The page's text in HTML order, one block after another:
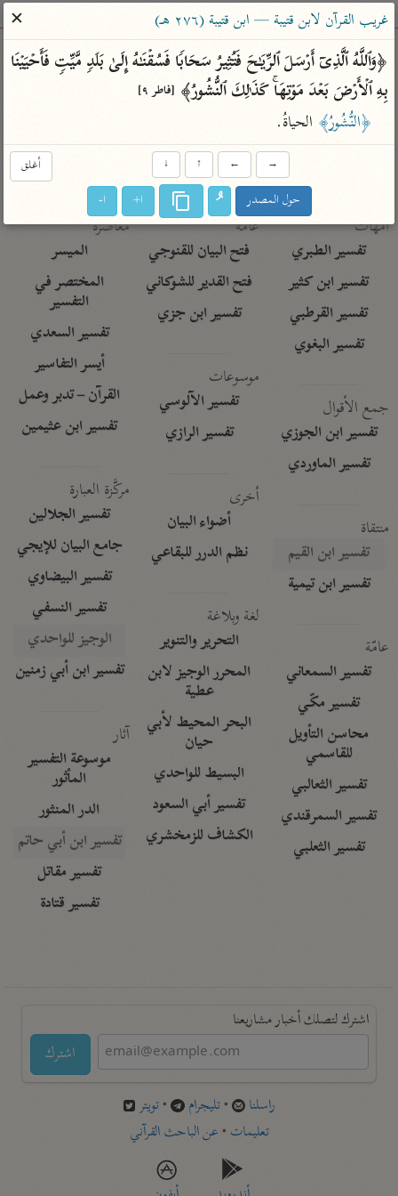
ساهم معنا في نشر القرآن والعلم الشرعي
الباحث القرآني
بحث تفسير مصاحف
Type 2 or more characters for results.
Type 1 or more
characters for results.
أمّهات
تفسير الطبري
تفسير ابن كثير
تفسير القرطبي
تفسير البغوي
جمع الأقوال
تفسير ابن الجوزي
تفسير الماوردي
منتقاة
تفسير ابن القيم
تفسير ابن تيمية
عامّة
تفسير السمعاني
تفسير مكّي
محاسن التأويل
للقاسمي
تفسير الثعالبي
تفسير السمرقندي
تفسير الثعلبي
عامّة
فتح البيان للقنوجي
فتح القدير للشوكاني
تفسير ابن جزي
موسوعات
تفسير الآلوسي
تفسير الرازي
أخرى
أضواء البيان
نظم الدرر للبقاعي
لغة وبلاغة
التحرير والتنوير
المحرر الوجيز لابن
عطية
البحر المحيط لأبي
حيان
البسيط للواحدي
تفسير أبي السعود
الكشاف للزمخشري
معاصرة
الميسر
المختصر في
التفسير
تفسير السعدي
أيسر التفاسير
القرآن – تدبر وعمل
تفسير ابن عثيمين
مركَّزة العبارة
تفسير الجلالين
جامع البيان للإيجي
تفسير البيضاوي
تفسير النسفي
الوجيز للواحدي
تفسير ابن أبي زمنين
آثار
موسوعة التفسير
المأثور
الدر المنثور
تفسير ابن أبي حاتم
تفسير مقاتل
تفسير قتادة
اشترك لتصلك أخبار مشاريعنا
اشترك
راسلنا •تليجرام •تويتر
تعليمات •عن الباحث القرآني
غريب القرآن لابن قتيبة — ابن قتيبة (٢٧٦ هـ)
✕
بِهِ ٱلۡأَرۡضَ بَعۡدَ مَوۡتِهَاۚ كَذَ ٰ⁠لِكَ ٱلنُّشُورُ﴾ [فاطر ٩]
﴿النُّشُورُ﴾ الحياةُ.
أغلق →
←
↑
↓
حول المصدر ا+ ا-